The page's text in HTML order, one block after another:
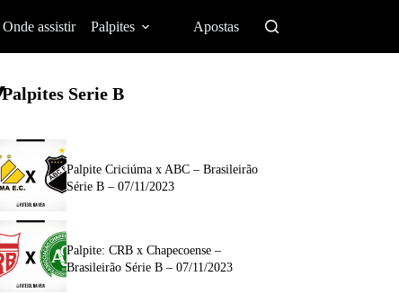
Onde assistir Palpites Apostas
Palpites Serie B
Palpite Criciúma x ABC – Brasileirão
Série B – 07/11/2023
Palpite: CRB x Chapecoense –
Brasileirão Série B – 07/11/2023